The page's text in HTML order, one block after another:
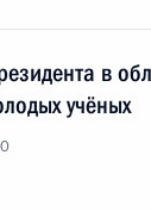
в
учёных